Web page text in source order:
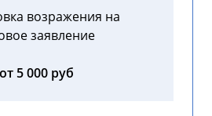
возражения на
заявление
от 5 000 руб